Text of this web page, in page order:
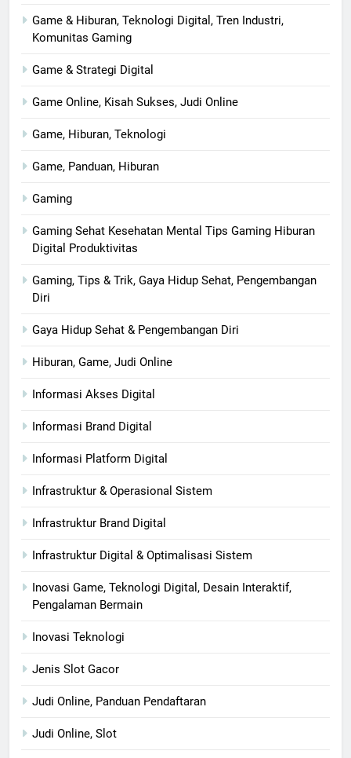
Game & Hiburan, Teknologi Digital, Tren Industri,
Komunitas Gaming
Game & Strategi Digital
Game Online, Kisah Sukses, Judi Online
Game, Hiburan, Teknologi
Game, Panduan, Hiburan
Gaming
Gaming Sehat Kesehatan Mental Tips Gaming Hiburan
Digital Produktivitas
Gaming, Tips & Trik, Gaya Hidup Sehat, Pengembangan
Diri
Gaya Hidup Sehat & Pengembangan Diri
Hiburan, Game, Judi Online
Informasi Akses Digital
Informasi Brand Digital
Informasi Platform Digital
Infrastruktur & Operasional Sistem
Infrastruktur Brand Digital
Infrastruktur Digital & Optimalisasi Sistem
Inovasi Game, Teknologi Digital, Desain Interaktif,
Pengalaman Bermain
Inovasi Teknologi
Jenis Slot Gacor
Judi Online, Panduan Pendaftaran
Judi Online, Slot